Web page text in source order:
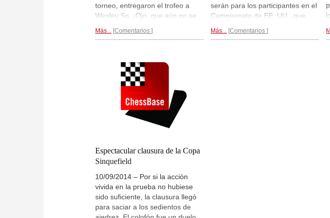
torneo, entregaron el trofeo a
Wesley So. ¡Ojo, que aún no se
martes 16 de agosto se disputará
toneladas de diversión, como
siempre que entra en acción
Garry. ¡No se lo pierda!
Impresiones gráficas...
Más... Comentarios
serán para los participantes en el
Campeonato de EE. UU., que
competición. En la sección
Más... Comentarios
Espectacular clausura de la Copa
Sinquefield
10/09/2014 – Por si la acción
vivida en la prueba no hubiese
sido suficiente, la clausura llegó
para saciar a los sedientos de